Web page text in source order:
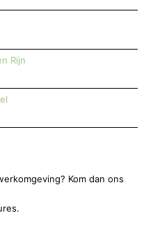
Rijn
Kom dan ons